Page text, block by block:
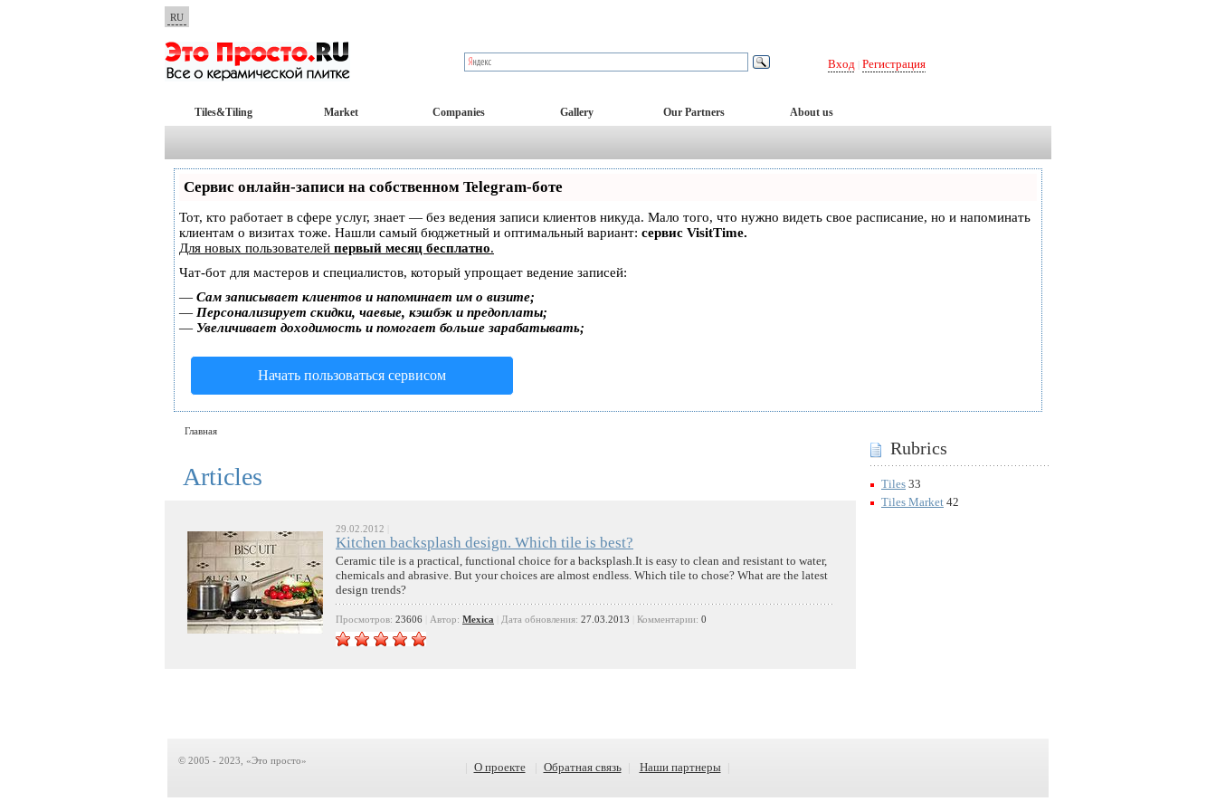
RU
Вход Регистрация
Tiles&Tiling Market Companies Gallery Our Partners About us
Сервис онлайн-записи на собственном Telegram-боте
Тот, кто работает в сфере услуг, знает — без ведения записи клиентов никуда. Мало того, что нужно видеть свое расписание, но и напоминать
клиентам о визитах тоже. Нашли самый бюджетный и оптимальный вариант: сервис VisitTime.
Для новых пользователей первый месяц бесплатно.
Чат-бот для мастеров и специалистов, который упрощает ведение записей:
— Сам записывает клиентов и напоминает им о визите;
— Персонализирует скидки, чаевые, кэшбэк и предоплаты;
— Увеличивает доходимость и помогает больше зарабатывать;
Начать пользоваться сервисом
Главная
Articles
29.02.2012
Kitchen backsplash design. Which tile is best?
Ceramic tile is a practical, functional choice for a backsplash.It is easy to clean and resistant to water,
chemicals and abrasive. But your choices are almost endless. Which tile to chose? What are the latest
design trends?
Просмотров: 23606 Автор: Mexica Дата обновления: 27.03.2013 Комментарии: 0
Rubrics
Tiles 33
Tiles Market 42
© 2005 - 2023, «Это просто» О проекте Обратная связь Наши партнеры